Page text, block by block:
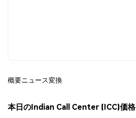
概要ニュース変換
本日のIndian Call Center (ICC)価格